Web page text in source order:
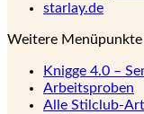
starlay.de
Weitere Menüpunkte
Knigge 4.0 –
Arbeitsproben
Alle Stilclub-